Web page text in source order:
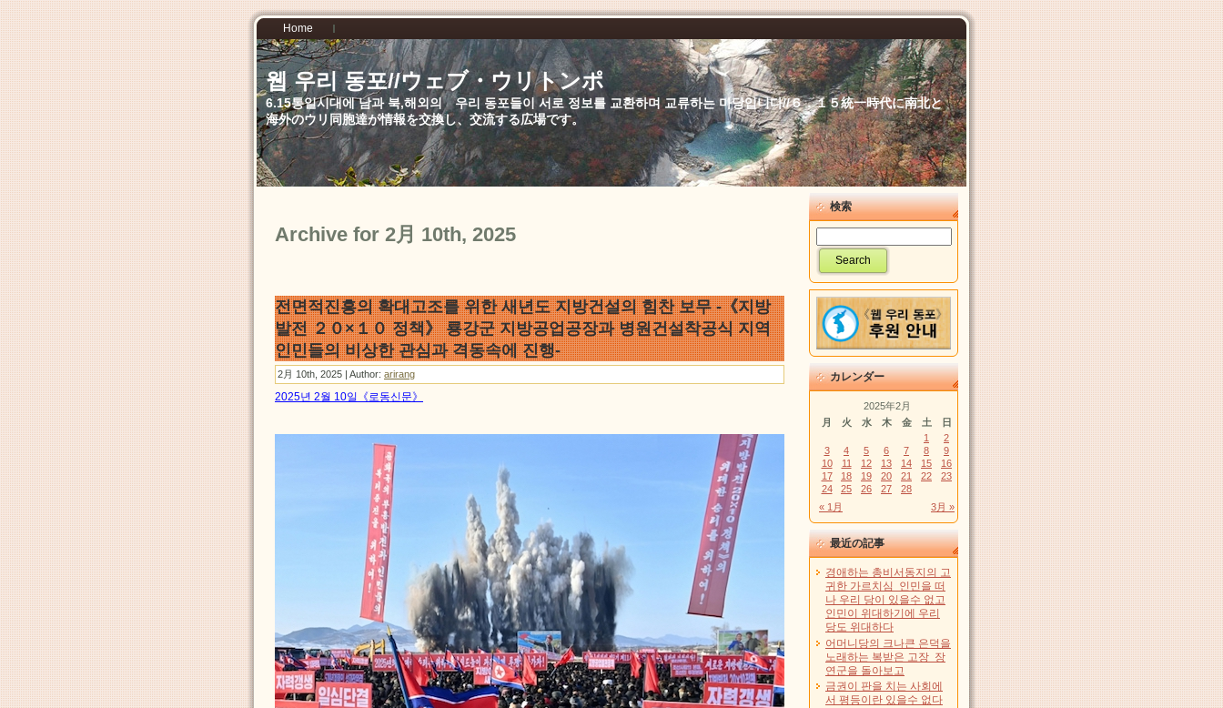
Home
웹 우리 동포//ウェブ・ウリトンポ
6.15통일시대에 남과 북,해외의 우리 동포들이 서로 정보를 교환하며 교류하는 마당입니다//６．１５統一時代に南北と
海外のウリ同胞達が情報を交換し、交流する広場です。
Archive for 2月 10th, 2025
전면적진흥의 확대고조를 위한 새년도 지방건설의 힘찬 보무 -《지방
발전 ２０×１０ 정책》 룡강군 지방공업공장과 병원건설착공식 지역
인민들의 비상한 관심과 격동속에 진행-
2月 10th, 2025 | Author: arirang
2025년 2월 10일《로동신문》
検索
カレンダー
2025年2月
月
火 水 木 金 土 日
« 1月 3月 »
1
2
3
4 5 6 7 8
9
10
11 12 13 14 15
16
17
18 19 20 21 22
23
24
25 26 27 28
最近の記事
경애하는 총비서동지의 고
귀한 가르치심 인민을 떠
나 우리 당이 있을수 없고
인민이 위대하기에 우리
당도 위대하다
어머니당의 크나큰 은덕을
노래하는 복받은 고장 장
연군을 돌아보고
금권이 판을 치는 사회에
서 평등이란 있을수 없다